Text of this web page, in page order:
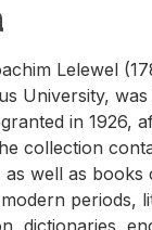
Lelewel
Uni­ver­sity,
in
col­lec­tion
well as
pe­ri­ods,
dic­tio­nar­ies,